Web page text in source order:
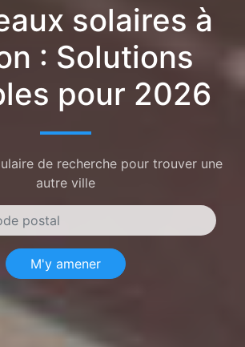
solaires à
: Solutions
pour 2026
de recherche pour trouver une
autre ville
M'y amener